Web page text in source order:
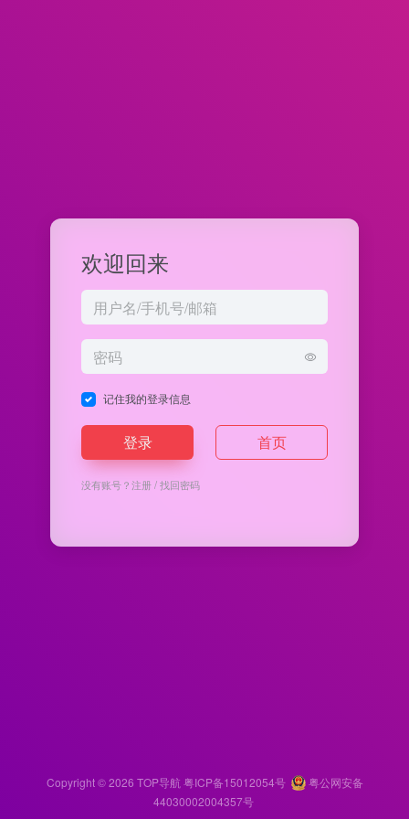
欢迎回来
记住我的登录信息
登录 首页
没有账号？注册/找回密码
Copyright © 2026 TOP导航 粤ICP备15012054号
粤公网安备
44030002004357号